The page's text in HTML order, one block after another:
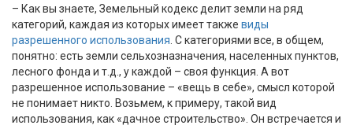
– Как вы знаете, Земельный кодекс делит земли на ряд
категорий, каждая из которых имеет также виды
разрешенного использования . С категориями все, в общем,
понятно: есть земли сельхозназначения, населенных пунктов,
лесного фонда и т.д., у каждой – своя функция. А вот
разрешенное использование – «вещь в себе», смысл которой
не понимает никто. Возьмем, к примеру, такой вид
использования, как «дачное строительство». Он встречается и